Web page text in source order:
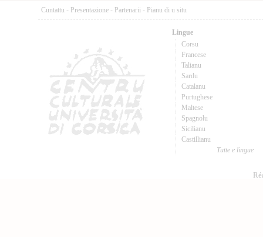
Cuntattu - Presentazione - Partenarii - Pianu di u situ
Lingue
Corsu
Francese
Talianu
Sardu
Catalanu
Purtughese
Maltese
Spagnolu
Sicilianu
Castillianu
Tutte e lingue